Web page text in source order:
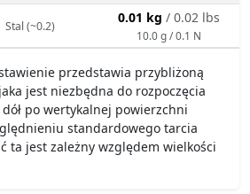
Stal (~0.2)
0.01 kg / 0.02 lbs
10.0 g / 0.1 N
przedstawia przybliżoną
jest niezbędna do rozpoczęcia
po wertykalnej powierzchni
standardowego tarcia
ta jest zależny względem wielkości